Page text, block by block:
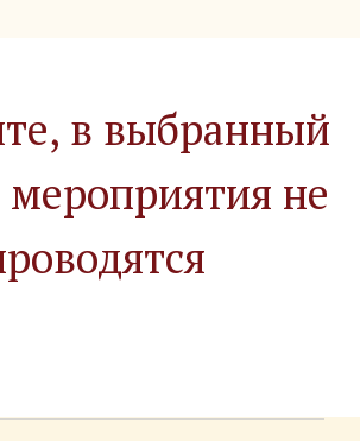
в выбранный
не